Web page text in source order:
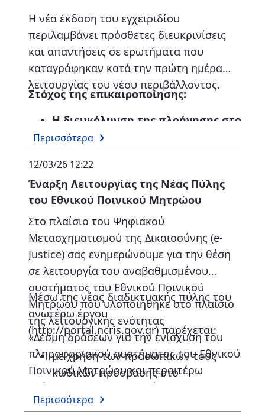
Η νέα έκδοση του εγχειριδίου
περιλαμβάνει πρόσθετες διευκρινίσεις
και απαντήσεις σε ερωτήματα που
καταγράφηκαν κατά την πρώτη ημέρα
λειτουργίας του νέου περιβάλλοντος.
Στόχος της επικαιροποίησης:
Η διευκόλυνση της πλοήγησης στο
νέο interface.
Η επίλυση τεχνικών αποριών
κατά την υποβολή αιτημάτων.
Η βελτιστοποίηση της
λειτουργικότητας για την
ταχύτερη εξυπηρέτηση των
πολιτών.
Περισσότερα
12/03/26 12:22
Έναρξη Λειτουργίας της Νέας Πύλης
του Εθνικού Ποινικού Μητρώου
Στο πλαίσιο του Ψηφιακού
Μετασχηματισμού της Δικαιοσύνης (e-
Justice) σας ενημερώνουμε για την θέση
σε λειτουργία του αναβαθμισμένου
συστήματος του Εθνικού Ποινικού
Μητρώου που υλοποιήθηκε στο πλαίσιο
της λειτουργικής ενότητας
«Δέσμη δράσεων για την ενίσχυση του
πληροφοριακού συστήματος του Εθνικού
Ποινικού Μητρώου και περαιτέρω
επέκτασης των υπηρεσιών του» του
υποέργου 1 «Αναβάθμιση
Μέσω της νέας διαδικτυακής πύλης του
ανωτέρω έργου
(http://portal.ncris.gov.gr) παρέχεται:
με χρήση των προσωπικών τους
κωδικών πρόσβασης στο
r/web/guest/yπηρεσίες-για-πολίτες
Περισσότερα